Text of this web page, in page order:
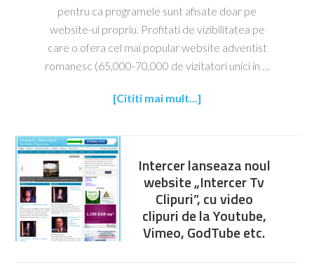
pentru ca programele sunt afisate doar pe
website-ul propriu. Profitati de vizibilitatea pe
care o ofera cel mai popular website adventist
romanesc (65,000-70,000 de vizitatori unici in …
[Cititi mai mult...]
Intercer lanseaza noul
website „Intercer Tv
Clipuri”, cu video
clipuri de la Youtube,
Vimeo, GodTube etc.